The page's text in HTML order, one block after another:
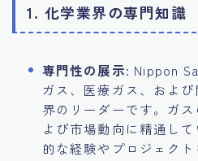
1. 化学業界の専門知識
専門性の展示: Nippon
ガス、医療ガス、およ
界のリーダーです。ガ
よび市場動向に精通し
的な経験やプロジェクト